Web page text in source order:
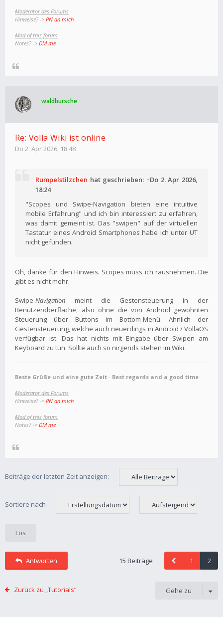
Moderator des Forums
Hinweise? -> PN an mich
Mod of this forum
Notes? -> DM me
waldbursche
Re: Volla Wiki ist online
Do 2. Apr 2026, 18:48
Rumpelstilzchen hat geschrieben: ↑Do 2. Apr 2026,
18:24
"Scopes und Swipe-Navigation bieten eine intuitive
mobile Erfahrung" und ich bin interessiert zu erfahren,
was damit gemeint ist. Das "swipen" auf der virtuellen
Tastatur eines Android Smartphones habe ich unter UT
nicht gefunden.
Oh, danke für den Hinweis. Scopes muss ich rausnehmen. Die
gibt es nicht mehr.
Swipe-Navigation meint die Gestensteuerung in der
Benutzeroberfläche, also ohne die von Android gewohnten
Steuerung über Buttons im Bottom-Menü. Ähnlich der
Gestensteuerung, welche auch neuerdings in Android / VollaOS
verfügbar ist. Das hat nichts mit Eingabe über Swipen am
Keyboard zu tun. Sollte auch so nirgends stehen im Wiki.
Beste Grüße und eine gute Zeit - Best regards and a good time
Moderator des Forums
Hinweise? -> PN an mich
Mod of this forum
Notes? -> DM me
Beiträge der letzten Zeit anzeigen:
Sortiere nach
Antworten 15 Beiträge 1 2
Zurück zu „Tutorials“ Gehe zu